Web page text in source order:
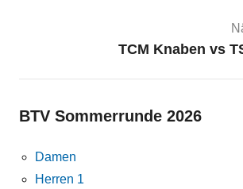
TCM Knaben vs
BTV Sommerrunde 2026
Damen
Herren 1